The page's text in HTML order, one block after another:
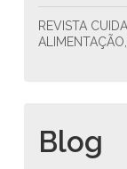
REVISTA CUIDANDO DA SAÚDE - HIPERTENSÃO,
Blog